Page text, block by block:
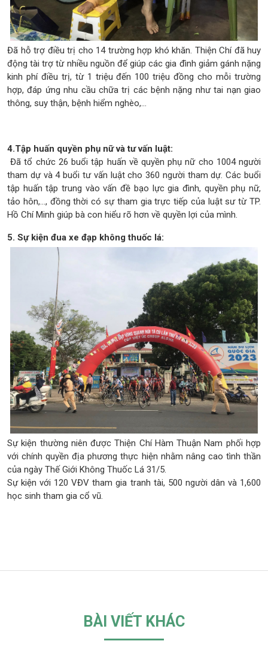
Đã hỗ trợ điều trị cho 14 trường hợp khó khăn. Thiện Chí đã huy
động tài trợ từ nhiều nguồn để giúp các gia đình giảm gánh nặng
kinh phí điều trị, từ 1 triệu đến 100 triệu đồng cho mỗi trường
hợp, đáp ứng nhu cầu chữa trị các bệnh nặng như tai nạn giao
thông, suy thận, bệnh hiểm nghèo,...
4.Tập huấn quyền phụ nữ và tư vấn luật:
Đã tổ chức 26 buổi tập huấn về quyền phụ nữ cho 1004 người
tham dự và 4 buổi tư vấn luật cho 360 người tham dự. Các buổi
tập huấn tập trung vào vấn đề bạo lực gia đình, quyền phụ nữ,
tảo hôn,..., đồng thời có sự tham gia trực tiếp của luật sư từ TP.
Hồ Chí Minh giúp bà con hiểu rõ hơn về quyền lợi của mình.
5. Sự kiện đua xe đạp không thuốc lá:
Sự kiện thường niên được Thiện Chí Hàm Thuận Nam phối hợp
với chính quyền địa phương thực hiện nhằm nâng cao tình thần
của ngày Thế Giới Không Thuốc Lá 31/5.
Sự kiện với 120 VĐV tham gia tranh tài, 500 người dân và 1,600
học sinh tham gia cổ vũ.
BÀI VIẾT KHÁC